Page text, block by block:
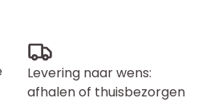
Levering naar wens:
afhalen of thuisbezorgen